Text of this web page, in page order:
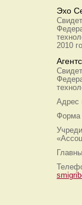
Эхо
2010
Адрес
Форма